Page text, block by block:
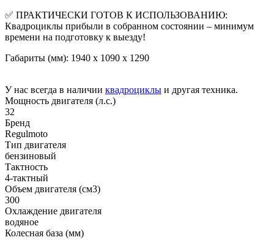
✅ ПРАКТИЧЕСКИ ГОТОВ К ИСПОЛЬЗОВАНИЮ:
Квадроциклы прибыли в собранном состоянии – минимум
времени на подготовку к выезду!
Габариты (мм): 1940 x 1090 x 1290
У нас всегда в наличии квадроциклы и другая техника.
Мощность двигателя (л.с.)
32
Бренд
Regulmoto
Тип двигателя
бензиновый
Тактность
4-тактный
Объем двигателя (см3)
300
Охлаждение двигателя
водяное
Колесная база (мм)